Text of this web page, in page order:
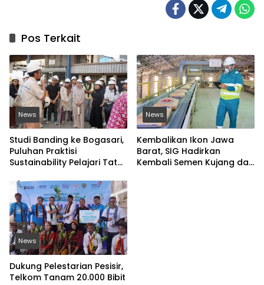
Pos Terkait
News
Studi Banding ke Bogasari,
Puluhan Praktisi
Sustainability Pelajari Tata
Berkelanjutan
News
Kembalikan Ikon Jawa
Barat, SIG Hadirkan
Kembali Semen Kujang dan
News
Dukung Pelestarian Pesisir,
Telkom Tanam 20.000 Bibit